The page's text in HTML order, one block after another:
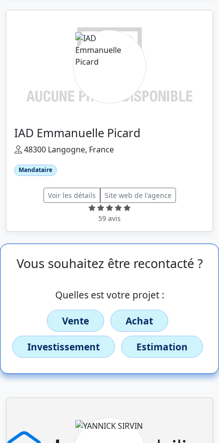
IAD Emmanuelle Picard
48300 Langogne, France
Mandataire
Voir les détails Site web de l'agence
59 avis
Vous souhaitez être recontacté ?
Quelles est votre projet :
Vente
Achat
Investissement
Estimation